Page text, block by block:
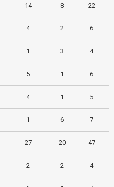
14 8 22
4 2 6
1 3 4
5 1 6
4 1 5
1 6 7
27 20 47
2 2 4